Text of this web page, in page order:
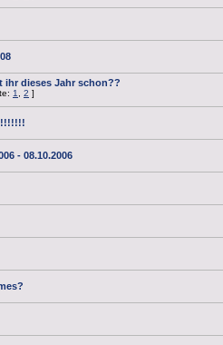
ihr dieses Jahr schon??
1 2 ]
- 08.10.2006